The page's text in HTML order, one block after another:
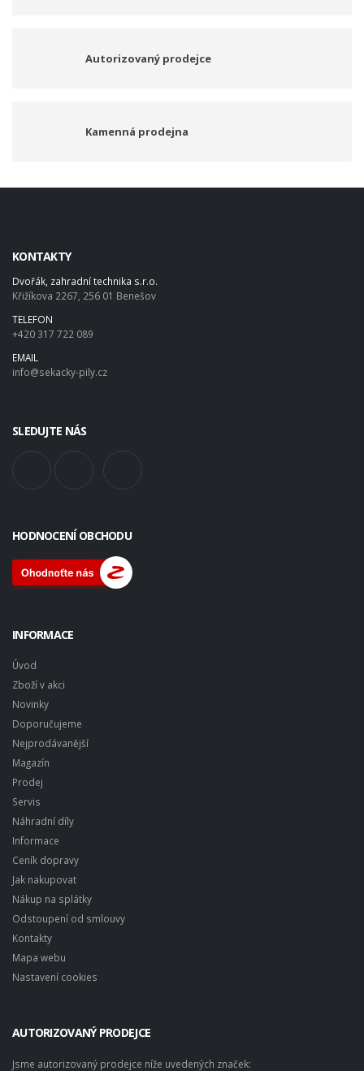
Autorizovaný prodejce
Kamenná prodejna
KONTAKTY
Dvořák, zahradní technika s.r.o.
Křižíkova 2267, 256 01 Benešov
TELEFON
+420 317 722 089
EMAIL
info@sekacky-pily.cz
SLEDUJTE NÁS
HODNOCENÍ OBCHODU
INFORMACE
Úvod
Zboží v akci
Novinky
Doporučujeme
Nejprodávanější
Magazín
Prodej
Servis
Náhradní díly
Informace
Ceník dopravy
Jak nakupovat
Nákup na splátky
Odstoupení od smlouvy
Kontakty
Mapa webu
Nastavení cookies
AUTORIZOVANÝ PRODEJCE
Jsme autorizovaný prodejce níže uvedených značek: